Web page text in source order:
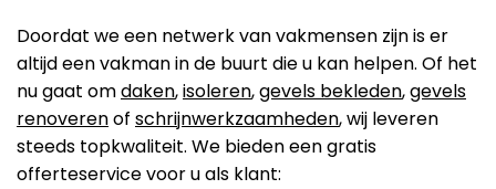
Doordat we een netwerk van vakmensen zijn is er
altijd een vakman in de buurt die u kan helpen. Of het
nu gaat omdaken,isoleren,gevels bekleden,gevels
renoverenof schrijnwerkzaamheden, wij leveren
steeds topkwaliteit. We bieden een gratis
offerteservice voor u als klant: